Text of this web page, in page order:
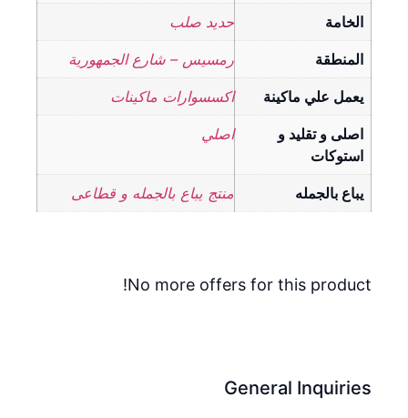
الخامة حديد صلب
المنطقة رمسيس – شارع الجمهورية
يعمل علي ماكينة اكسسوارات ماكينات
اصلى و تقليد و
استوكات
اصلي
يباع بالجمله منتج يباع بالجمله و قطاعى
No more offers for this product!
General Inquiries